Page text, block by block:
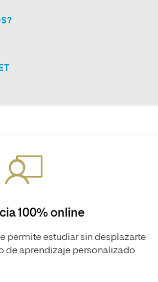
100% online
permite estudiar sin desplazarte
de aprendizaje personalizado